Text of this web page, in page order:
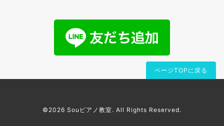
ページTOPに戻る
©2026 Souピアノ教室. All Rights Reserved.